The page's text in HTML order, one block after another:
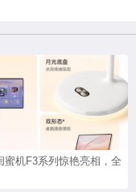
蜜机F3系列惊艳亮相，全